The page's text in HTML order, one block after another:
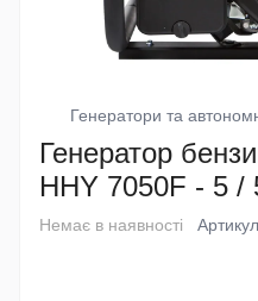
Генератори та
Генератор
HHY 7050F - 5 /
Немає в наявності